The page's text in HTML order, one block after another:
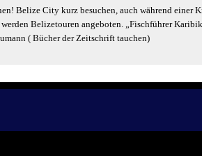
Belize City kurz besuchen, auch während einer
Belizetouren angeboten. „Fischführer
( Bücher der Zeitschrift tauchen)